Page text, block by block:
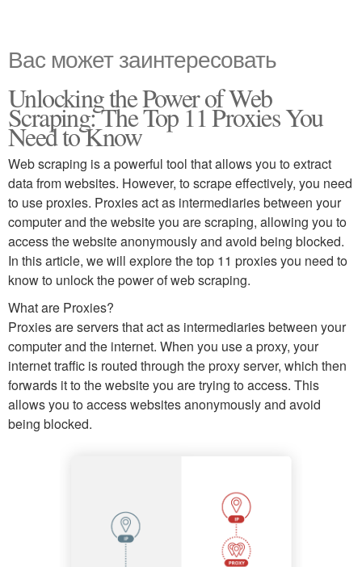
Вас может заинтересовать
Unlocking the Power of Web
Scraping: The Top 11 Proxies You
Need to Know
Web scraping is a powerful tool that allows you to extract
data from websites. However, to scrape effectively, you need
to use proxies. Proxies act as intermediaries between your
computer and the website you are scraping, allowing you to
access the website anonymously and avoid being blocked.
In this article, we will explore the top 11 proxies you need to
know to unlock the power of web scraping.
What are Proxies?
Proxies are servers that act as intermediaries between your
computer and the internet. When you use a proxy, your
internet traffic is routed through the proxy server, which then
forwards it to the website you are trying to access. This
allows you to access websites anonymously and avoid
being blocked.